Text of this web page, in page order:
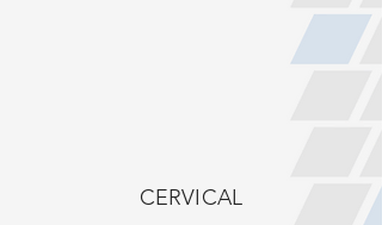
CERVICAL